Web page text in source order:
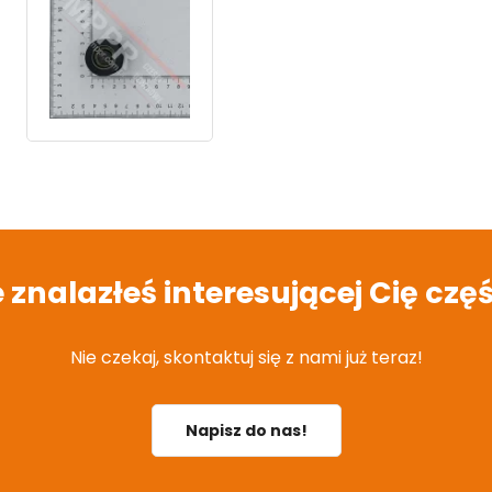
znalazłeś interesującej Cię
Nie czekaj, skontaktuj się z nami już teraz!
Napisz do nas!